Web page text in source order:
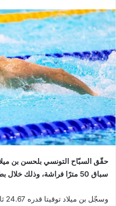
حقّق السبّاح التونسي بلحسن بن
سباق 50 مترًا فراشة، وذلك خلال بطولة فرنسا للنخبة.